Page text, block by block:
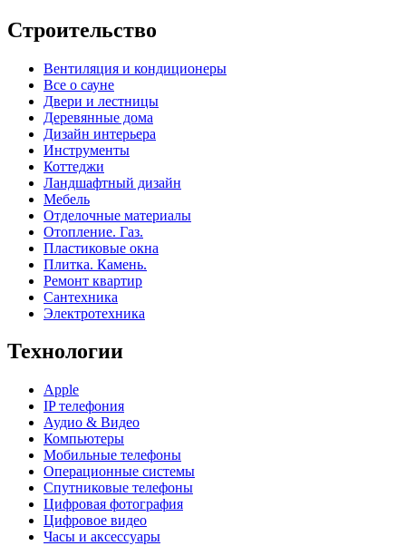
Строительство
Вентиляция и кондиционеры
Все о сауне
Двери и лестницы
Деревянные дома
Дизайн интерьера
Инструменты
Коттеджи
Ландшафтный дизайн
Мебель
Отделочные материалы
Отопление. Газ.
Пластиковые окна
Плитка. Камень.
Ремонт квартир
Сантехника
Электротехника
Технологии
Apple
IP телефония
Аудио & Видео
Компьютеры
Мобильные телефоны
Операционные системы
Спутниковые телефоны
Цифровая фотография
Цифровое видео
Часы и аксессуары